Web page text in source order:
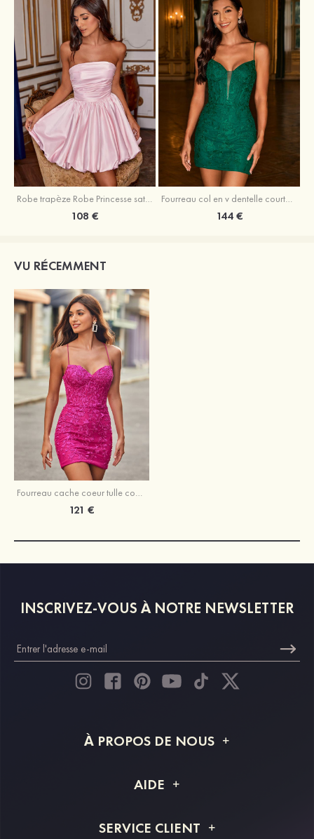
Robe trapèze Robe Princesse satin sans manches courte/mini robe de fête de la rentrée
108 €
Fourreau col en v dentelle courte/mini robe de fête de la rentré avec perles
144 €
VU RÉCEMMENT
Fourreau cache coeur tulle courte/mini robe de fête de la rentrée
121 €
INSCRIVEZ-VOUS À NOTRE NEWSLETTER
À PROPOS DE NOUS
Livraison
AIDE
Retour et remboursement
SERVICE CLIENT